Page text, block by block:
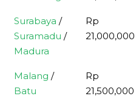
Surabaya /
Suramadu /
Madura
Rp
21,000,000
Malang /
Batu
Rp
21,500,000